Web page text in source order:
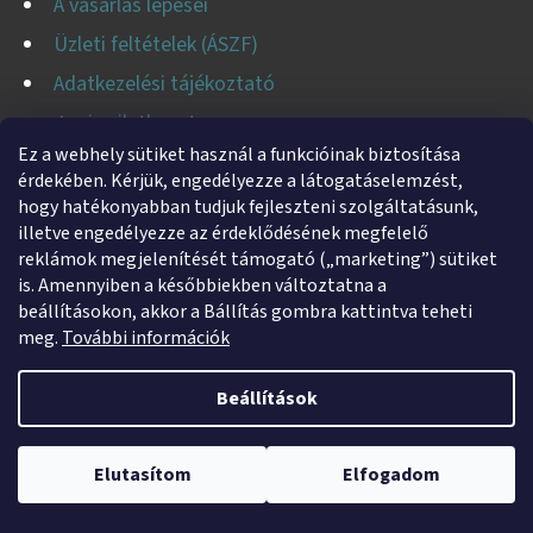
Ez a webhely sütiket használ a funkcióinak biztosítása
érdekében. Kérjük, engedélyezze a látogatáselemzést,
hogy hatékonyabban tudjuk fejleszteni szolgáltatásunk,
illetve engedélyezze az érdeklődésének megfelelő
reklámok megjelenítését támogató („marketing”) sütiket
is. Amennyiben a későbbiekben változtatna a
beállításokon, akkor a Bállítás gombra kattintva teheti
meg. További információk
Beállítások
Elutasítom Elfogadom
Webshopunk jelenleg zárva tart. Rendelés leadása lehetséges,
kizárólag utánvétes fizetéssel. A megrendeléseket 2026. január 5–9.
Üzleti feltételek (ÁSZF)
Adatkezelési tájékoztató
Jogi nyilatkozat
Fogyasztóvédelmi tájékoztató
Süti tájékoztató
Impresszum
Kapcsolatfelvétel
KAPCSOLAT
helti@helti.hu
+3679450894